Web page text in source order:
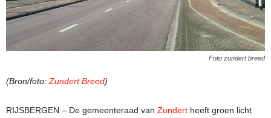
Foto zundert breed
(Bron/foto: Zundert Breed)
RIJSBERGEN – De gemeenteraad van Zundert heeft groen licht